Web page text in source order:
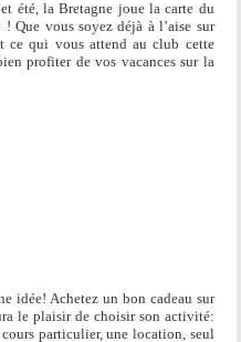
été, la Bretagne joue la carte du
Que vous soyez déjà à l’aise sur
ce qui vous attend au club cette
profiter de vos vacances sur la
idée! Achetez un bon cadeau sur
le plaisir de choisir son activité:
particulier, une location, seul